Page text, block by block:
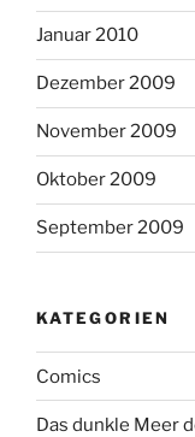
Januar 2010
Dezember 2009
November 2009
Oktober 2009
September 2009
KATEGORIEN
Comics
Das dunkle Meer